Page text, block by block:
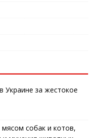
Украине за жестокое
собак и котов,